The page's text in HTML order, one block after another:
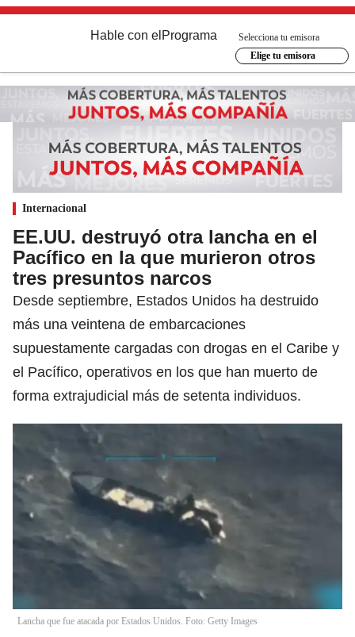
Hable con el Programa
Selecciona tu emisora
Elige tu emisora
Internacional
EE.UU. destruyó otra lancha en el
Pacífico en la que murieron otros
tres presuntos narcos
Desde septiembre, Estados Unidos ha destruido
más una veintena de embarcaciones
supuestamente cargadas con drogas en el Caribe y
el Pacífico, operativos en los que han muerto de
forma extrajudicial más de setenta individuos.
Lancha que fue atacada por Estados Unidos. Foto: Getty Images